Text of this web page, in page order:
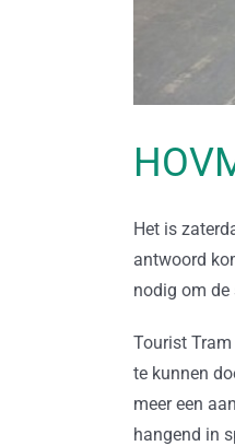
Het is
antwoord
nodig om de
Tourist
te kunnen
meer een
hangend in